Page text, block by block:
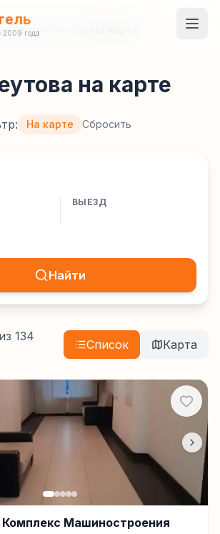
2009 года
/Россия
на карте
На карте Сбросить
ВЫЕЗД
Найти
из 134
Список Карта
Комплекс Машиностроения